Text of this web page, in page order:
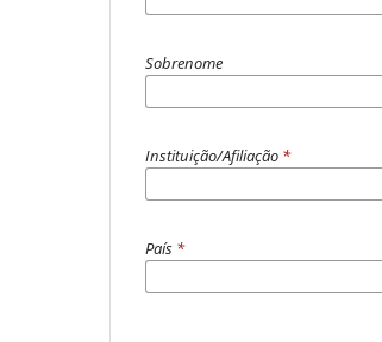
Sobrenome
Instituição/Afiliação *
País *